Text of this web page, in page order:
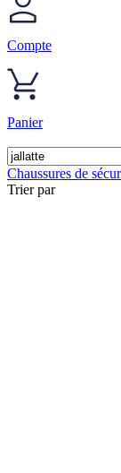
Compte
Panier
Chaussures de
Trier par